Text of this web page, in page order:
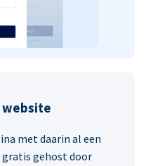
website
met daarin al een
gehost door